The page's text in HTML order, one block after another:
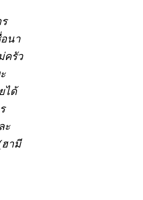
นา
ครัว
ได้
ะ
ามี